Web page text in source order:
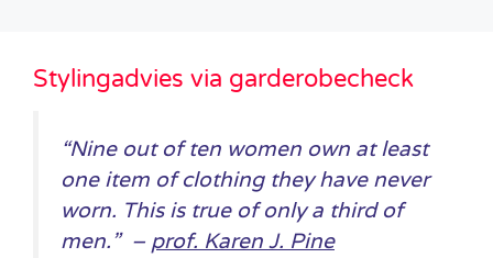
Stylingadvies via garderobecheck
“Nine out of ten women own at least
one item of clothing they have never
worn. This is true of only a third of
men.” – prof. Karen J. Pine